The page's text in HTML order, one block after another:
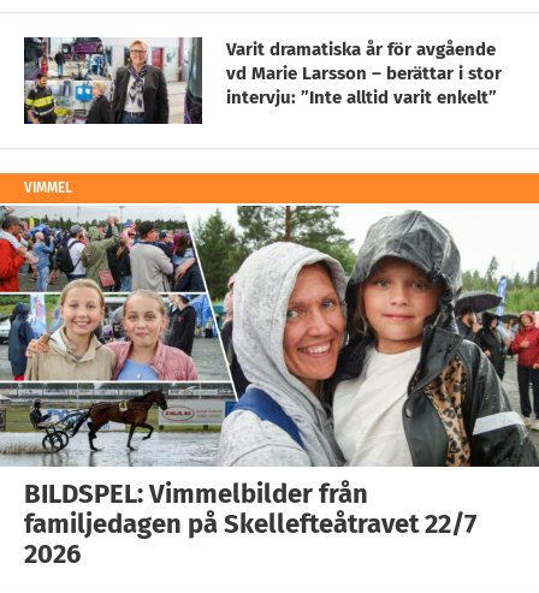
Varit dramatiska år för avgående
vd Marie Larsson – berättar i stor
intervju: ”Inte alltid varit enkelt”
VIMMEL
BILDSPEL: Vimmelbilder från
familjedagen på Skellefteåtravet 22/7
2026